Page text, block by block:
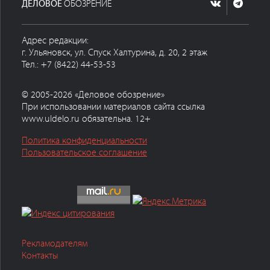
ДЕЛОВОЕОБОЗРЕНИЕ
Адрес редакции:
г. Ульяновск, ул. Спуск Халтурина, д. 20, 2 этаж
Тел.: +7 (8422) 44-53-53
© 2005-2026 «Деловое обозрение»
При использовании материалов сайта ссылка
www.uldelo.ru обязательна. 12+
Политика конфиденциальности
Пользовательское соглашение
Рекламодателям
Контакты